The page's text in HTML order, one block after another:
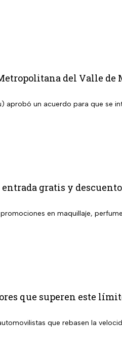
del Valle de
aprobó un acuerdo para que se
gratis y
en maquillaje,
que superen este
que rebasen la